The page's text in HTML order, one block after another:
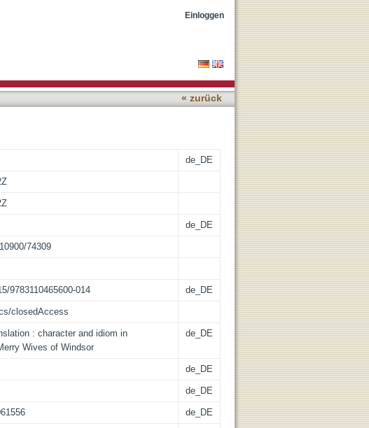
The Merry Wives of Windsor
Einloggen
« zurück
de_DE
de_DE
74309
9783110465600-014 de_DE
closedAccess
: character and idiom in
Wives of Windsor
de_DE
de_DE
de_DE
de_DE